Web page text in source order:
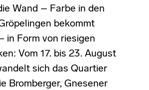
Wand – Farbe in den
bekommt
in Form von riesigen
Vom 17. bis 23. August
sich das Quartier
Bromberger, Gnesener